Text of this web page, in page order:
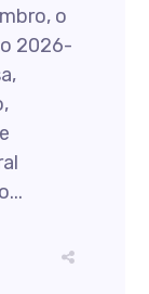
o
2026-